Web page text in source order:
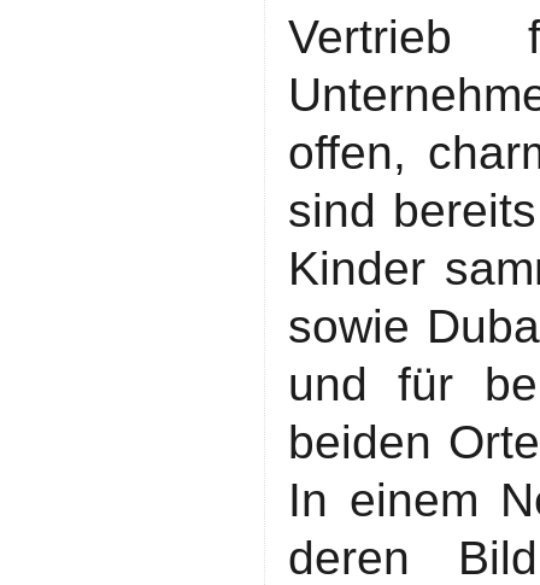
Vertrieb
offen,
sind
Kinder
sowie
und für
beiden
In einem
deren